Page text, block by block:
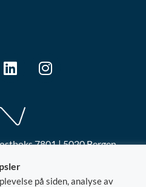
7801 | 5020 Bergen
Org.nr: 992.881.828
på siden, analyse av